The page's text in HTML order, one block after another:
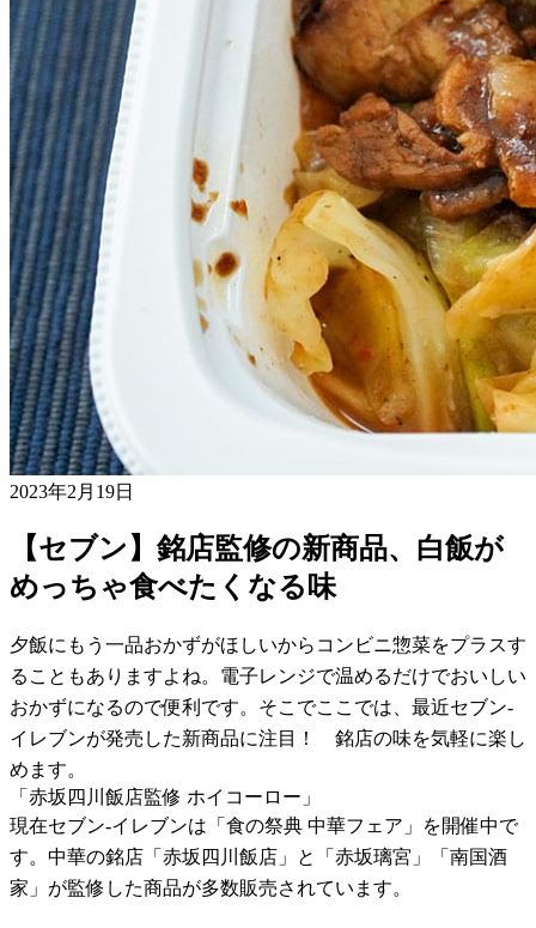
2023年2月19日
【セブン】銘店監修の新商品、白飯が
めっちゃ食べたくなる味
夕飯にもう一品おかずがほしいからコンビニ惣菜をプラスす
ることもありますよね。電子レンジで温めるだけでおいしい
おかずになるので便利です。そこでここでは、最近セブン-
イレブンが発売した新商品に注目！ 銘店の味を気軽に楽し
めます。
「赤坂四川飯店監修 ホイコーロー」
現在セブン-イレブンは「食の祭典 中華フェア」を開催中で
す。中華の銘店「赤坂四川飯店」と「赤坂璃宮」「南国酒
家」が監修した商品が多数販売されています。